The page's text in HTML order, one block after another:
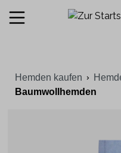
Hemden kaufen
Baumwollhemden